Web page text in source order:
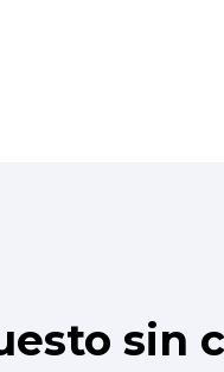
sin